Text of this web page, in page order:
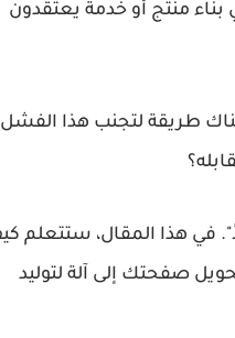
بناء منتج أو خدمة يعتقدون
طريقة لتجنب هذا
في هذا المقال، ستتعلم
صفحتك إلى آلة لتوليد